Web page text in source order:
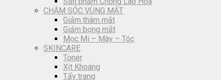
CHĂM SÓC VÙNG MẮT
Giảm thâm mắt
Giảm bọng mắt
Mọc Mi – Mày – Tóc
SKINCARE
Toner
Xịt Khoáng
Tẩy trang